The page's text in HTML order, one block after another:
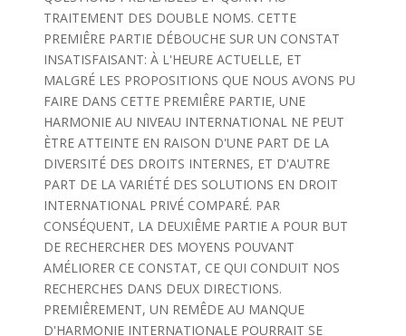
TRAITEMENT DES DOUBLE NOMS. CETTE
PREMIÊRE PARTIE DÉBOUCHE SUR UN CONSTAT
INSATISFAISANT: À L'HEURE ACTUELLE, ET
MALGRÉ LES PROPOSITIONS QUE NOUS AVONS PU
FAIRE DANS CETTE PREMIÊRE PARTIE, UNE
HARMONIE AU NIVEAU INTERNATIONAL NE PEUT
ÈTRE ATTEINTE EN RAISON D'UNE PART DE LA
DIVERSITÉ DES DROITS INTERNES, ET D'AUTRE
PART DE LA VARIÉTÉ DES SOLUTIONS EN DROIT
INTERNATIONAL PRIVÉ COMPARÉ. PAR
CONSÉQUENT, LA DEUXIÊME PARTIE A POUR BUT
DE RECHERCHER DES MOYENS POUVANT
AMÉLIORER CE CONSTAT, CE QUI CONDUIT NOS
RECHERCHES DANS DEUX DIRECTIONS.
PREMIÊREMENT, UN REMÊDE AU MANQUE
D'HARMONIE INTERNATIONALE POURRAIT SE